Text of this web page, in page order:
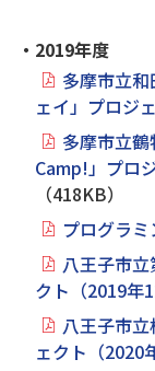
・2019年度
多摩市立
ェイ」プロジ
多摩市立
Camp!」プロ
（418KB）
プログラ
八王子市
クト（2019年
八王子市
ェクト（2020